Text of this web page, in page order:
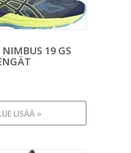
NIMBUS 19 GS
LISÄÄ »